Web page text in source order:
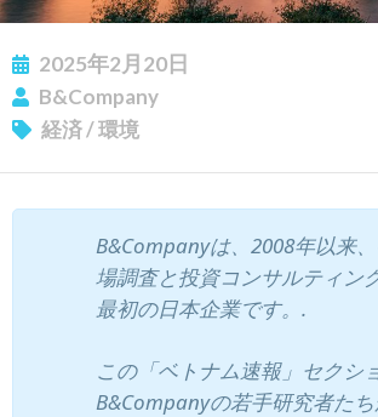
2025年2月20日
B&Company
経済/環境
B&Companyは、2008年以来
場調査と投資コンサルティン
最初の日本企業です。.
この「ベトナム速報」セクシ
B&Companyの若手研究者た
ニュースレターを購読する